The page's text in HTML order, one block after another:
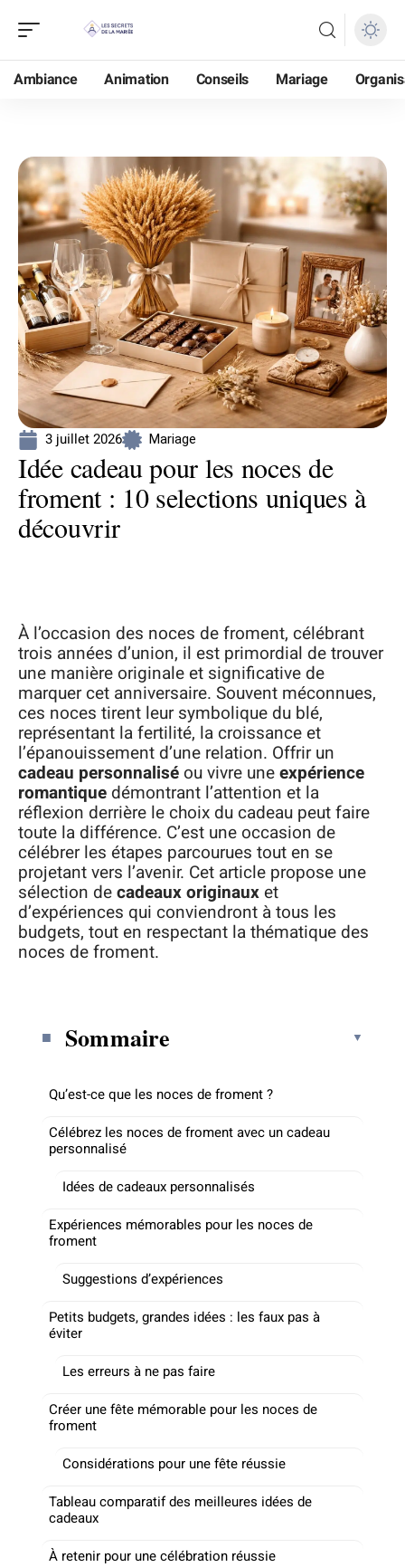
Ambiance Animation Conseils Mariage
3 juillet 2026 Mariage
Idée cadeau pour les noces de
froment : 10 selections uniques à
découvrir
À l’occasion des noces de froment, célébrant
trois années d’union, il est primordial de trouver
une manière originale et significative de
marquer cet anniversaire. Souvent méconnues,
ces noces tirent leur symbolique du blé,
représentant la fertilité, la croissance et
l’épanouissement d’une relation. Offrir un
cadeau personnalisé ou vivre uneexpérience
romantique démontrant l’attention et la
réflexion derrière le choix du cadeau peut faire
toute la différence. C’est une occasion de
célébrer les étapes parcourues tout en se
projetant vers l’avenir. Cet article propose une
sélection decadeaux originauxet
d’expériences qui conviendront à tous les
budgets, tout en respectant la thématique des
noces de froment.
Sommaire
Qu’est-ce que les noces de froment ?
Célébrez les noces de froment avec un cadeau
personnalisé
Idées de cadeaux personnalisés
Expériences mémorables pour les noces de
froment
Suggestions d’expériences
Petits budgets, grandes idées : les faux pas à
éviter
Les erreurs à ne pas faire
Créer une fête mémorable pour les noces de
froment
Considérations pour une fête réussie
Tableau comparatif des meilleures idées de
cadeaux
À retenir pour une célébration réussie